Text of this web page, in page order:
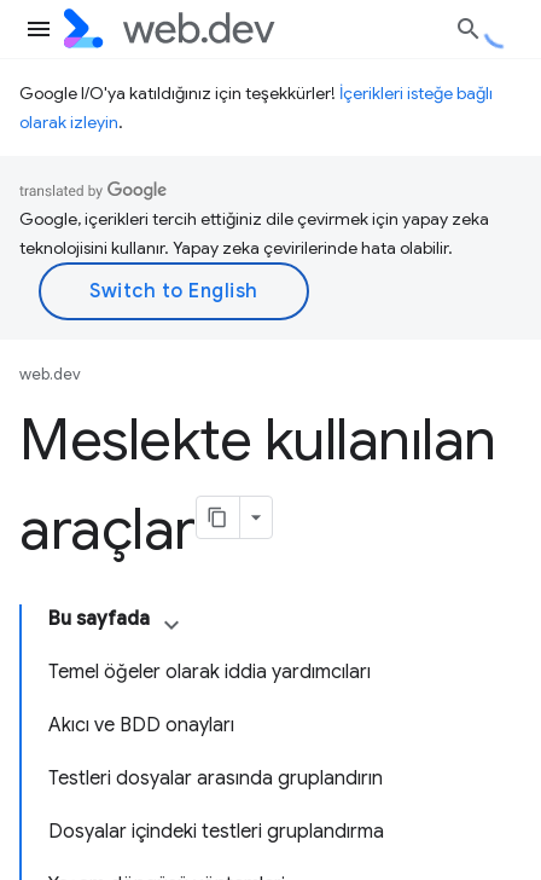
Google I/O'ya katıldığınız için teşekkürler! İçerikleri isteğe bağlı
olarak izleyin.
Google, içerikleri tercih ettiğiniz dile çevirmek için yapay zeka
teknolojisini kullanır. Yapay zeka çevirilerinde hata olabilir.
web.dev
Meslekte kullanılan
araçlar
Bu sayfada
Temel öğeler olarak iddia yardımcıları
Akıcı ve BDD onayları
Testleri dosyalar arasında gruplandırın
Dosyalar içindeki testleri gruplandırma